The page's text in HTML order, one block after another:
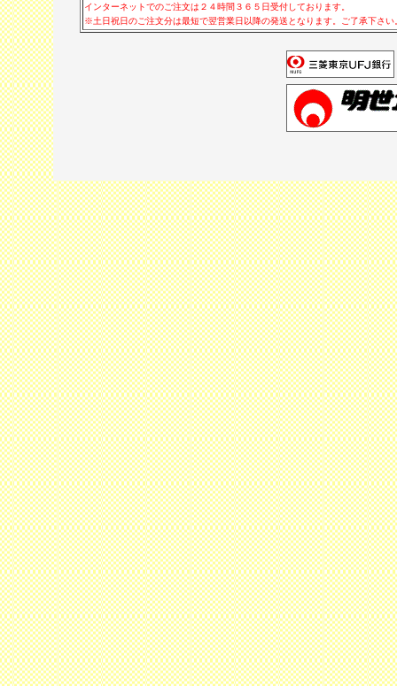
インターネットでのご注文は２４時間３６５日受付しております。
※土日祝日のご注文分は最短で翌営業日以降の発送となります。ご了承下さい